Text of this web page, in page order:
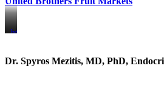
https://www.unitedbrothersfruitmarkets.com/
https://www.unitedbrothersfruitmarkets.com/
Dr. Spyros Mezitis, MD, PhD,